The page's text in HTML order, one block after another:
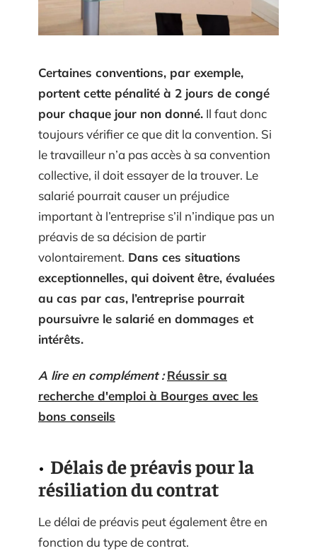
Certaines conventions, par exemple,
portent cette pénalité à 2 jours de congé
pour chaque jour non donné. Il faut donc
toujours vérifier ce que dit la convention. Si
le travailleur n’a pas accès à sa convention
collective, il doit essayer de la trouver. Le
salarié pourrait causer un préjudice
important à l’entreprise s’il n’indique pas un
préavis de sa décision de partir
volontairement. Dans ces situations
exceptionnelles, qui doivent être, évaluées
au cas par cas, l’entreprise pourrait
poursuivre le salarié en dommages et
intérêts.
A lire en complément : Réussir sa
recherche d'emploi à Bourges avec les
bons conseils
Délais de préavis pour la
résiliation du contrat
Le délai de préavis peut également être en
fonction du type de contrat.